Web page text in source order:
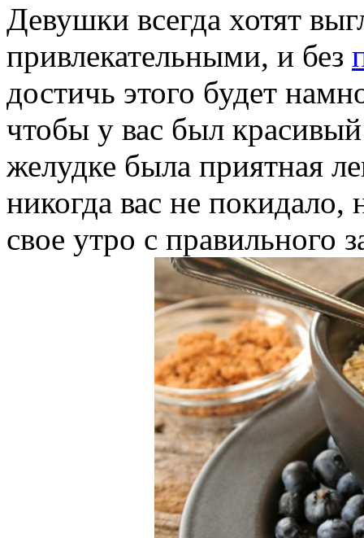
Девушки всегда хотят
привлекательными, и без
достичь этого будет
чтобы у вас был
желудке была приятная
никогда вас не покидало,
свое утро с правильного